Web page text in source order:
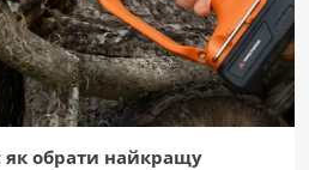
обрати найкращу